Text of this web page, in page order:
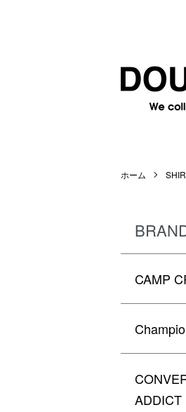
ホーム
CAMP
ADDICT